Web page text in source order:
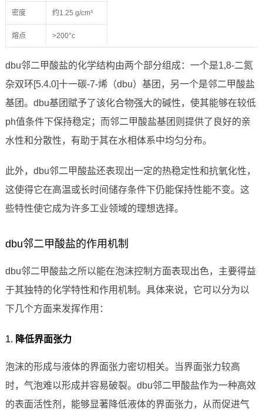
密度 约1.25 g/cm³
熔点 >200°c
dbu邻二甲酸盐的化学结构由两个部分组成：一个是1,8-二氮
杂双环[5.4.0]十一碳-7-烯（dbu）基团，另一个是邻二甲酸盐
基团。dbu基团赋予了该化合物强大的碱性，使其能够在较低
ph值条件下保持稳定；而邻二甲酸盐基团则提供了良好的亲
水性和分散性，有助于其在水相体系中均匀分布。
此外，dbu邻二甲酸盐还表现出一定的热稳定性和抗氧化性，
这使得它在高温或长时间储存条件下仍能保持性能不变。这
些特性使它成为许多工业领域的理想选择。
dbu邻二甲酸盐的作用机制
dbu邻二甲酸盐之所以能在泡沫控制方面表现出色，主要得益
于其独特的化学特性和作用机制。具体来说，它可以分为以
下几个方面来发挥作用：
1. 降低界面张力
泡沫的形成与液体的界面张力密切相关。当界面张力较高
时，气泡难以形成并容易破裂。dbu邻二甲酸盐作为一种高效
的表面活性剂，能够显著降低液体的界面张力，从而促进气